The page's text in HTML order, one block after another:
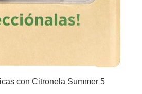
con Citronela Summer 5